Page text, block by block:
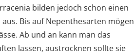
bilden jedoch schon einen
Bis auf Nepenthesarten mögen
Ab und an kann man das
lassen, austrocknen sollte sie